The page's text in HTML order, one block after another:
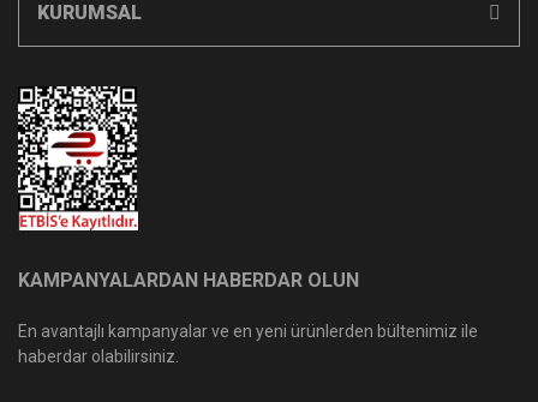
KURUMSAL
KAMPANYALARDAN HABERDAR OLUN
En avantajlı kampanyalar ve en yeni ürünlerden bültenimiz ile
haberdar olabilirsiniz.